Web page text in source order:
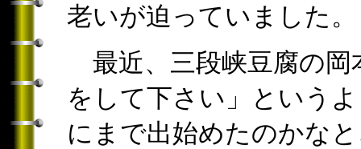
老いが迫っていました。
最近、三段峡豆腐の岡
をして下さい」という
にまで出始めたのかな